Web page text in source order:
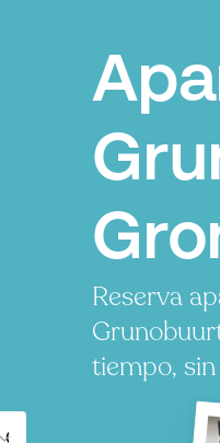
Reserva
tiempo,